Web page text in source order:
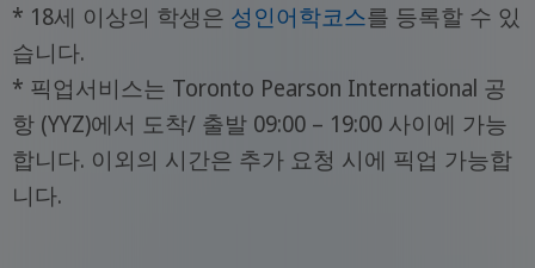
* 18세 이상의 학생은 성인어학코스를 등록할 수 있
습니다.
* 픽업서비스는 Toronto Pearson International 공
항 (YYZ)에서 도착/ 출발 09:00 – 19:00 사이에 가능
합니다. 이외의 시간은 추가 요청 시에 픽업 가능합
니다.